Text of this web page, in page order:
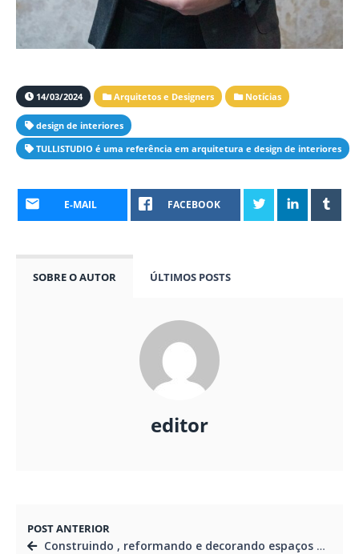
14/03/2024 Arquitetos e Designers Notícias
design de interiores
TULLISTUDIO é uma referência em arquitetura e design de interiores
E-MAIL FACEBOOK
SOBRE O AUTOR ÚLTIMOS POSTS
editor
POST ANTERIOR
Construindo , reformando e decorando espaços gourmet